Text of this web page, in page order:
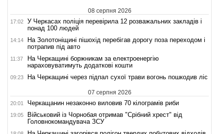
08 серпня 2026
17:02
У Черкасах поліція перевірила 12 розважальних закладів і
понад 100 людей
14:14
На Золотоніщині пішохід перебігав дорогу поза переходом і
потрапив під авто
11:37
На Черкащині боржникам за електроенергію
нараховуватимуть додаткові кошти
09:23 На Черкащині через підпал сухої трави вогонь пошкодив ліс
07 серпня 2026
20:01 Черкащанин незаконно виловив 70 кілограмів риби
19:05
Військовий із Чорнобая отримав "Срібний хрест" від
Головнокомандувача ЗСУ